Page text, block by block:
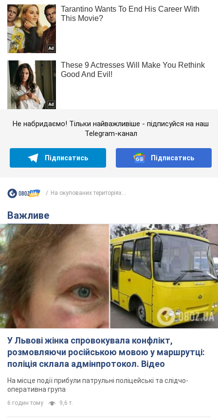
Не набридаємо! Тільки найважливіше - підписуйся на наш
Telegram-канал
Підписатись Підписатись
На окупованих територіях...
Важливе
У Львові жінка спровокувала конфлікт,
розмовляючи російською мовою у маршрутці:
поліція склала адмінпротокол. Відео
На місце події прибули патрульні поліцейські та слідчо-
оперативна група
6 годин тому 9,6 т.